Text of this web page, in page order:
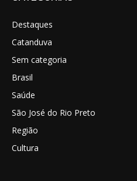
Destaques
Catanduva
Sem categoria
Brasil
Saúde
São José do Rio Preto
Região
Cultura